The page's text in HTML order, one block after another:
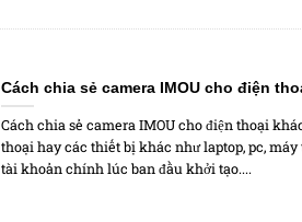
Cách chia sẻ camera IMOU cho điện
Cách chia sẻ camera IMOU cho điện thoại
thoại hay các thiết bị khác như laptop, pc,
tài khoản chính lúc ban đầu khởi tạo....